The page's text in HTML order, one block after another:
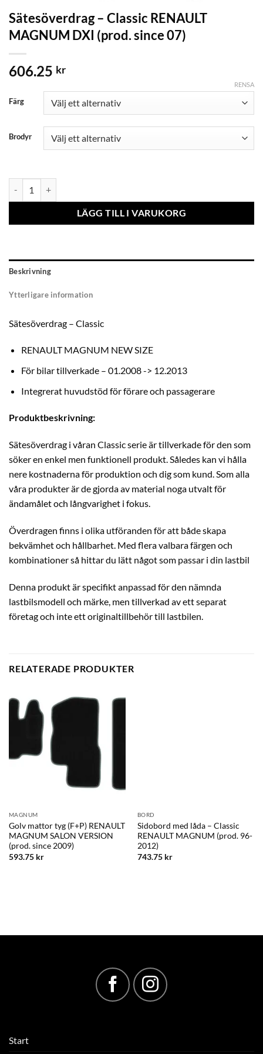
Sätesöverdrag – Classic RENAULT
MAGNUM DXI (prod. since 07)
606.25 kr
Färg
Brodyr
RENSA
LÄGG TILL I VARUKORG
Beskrivning
Ytterligare information
Sätesöverdrag – Classic
RENAULT MAGNUM NEW SIZE
För bilar tillverkade – 01.2008 -> 12.2013
Integrerat huvudstöd för förare och passagerare
Produktbeskrivning:
Sätesöverdrag i våran Classic serie är tillverkade för den som
söker en enkel men funktionell produkt. Således kan vi hålla
nere kostnaderna för produktion och dig som kund. Som alla
våra produkter är de gjorda av material noga utvalt för
ändamålet och långvarighet i fokus.
Överdragen finns i olika utföranden för att både skapa
bekvämhet och hållbarhet. Med flera valbara färgen och
kombinationer så hittar du lätt något som passar i din lastbil
Denna produkt är specifikt anpassad för den nämnda
lastbilsmodell och märke, men tillverkad av ett separat
företag och inte ett originaltillbehör till lastbilen.
RELATERADE PRODUKTER
MAGNUM
Golv mattor tyg (F+P) RENAULT
MAGNUM SALON VERSION
(prod. since 2009)
593.75 kr
BORD
Sidobord med låda – Classic
RENAULT MAGNUM (prod. 96-
2012)
743.75 kr
Start